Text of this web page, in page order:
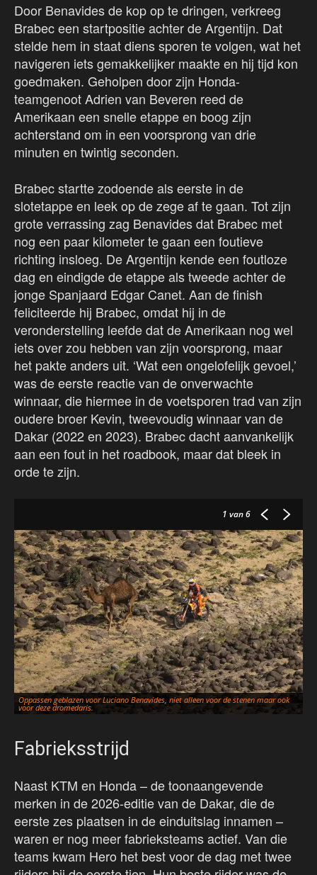
Door Benavides de kop op te dringen, verkreeg
Brabec een startpositie achter de Argentijn. Dat
stelde hem in staat diens sporen te volgen, wat het
navigeren iets gemakkelijker maakte en hij tijd kon
goedmaken. Geholpen door zijn Honda-
teamgenoot Adrien van Beveren reed de
Amerikaan een snelle etappe en boog zijn
achterstand om in een voorsprong van drie
minuten en twintig seconden.
Brabec startte zodoende als eerste in de
slotetappe en leek op de zege af te gaan. Tot zijn
grote verrassing zag Benavides dat Brabec met
nog een paar kilometer te gaan een foutieve
richting insloeg. De Argentijn kende een foutloze
dag en eindigde de etappe als tweede achter de
jonge Spanjaard Edgar Canet. Aan de finish
feliciteerde hij Brabec, omdat hij in de
veronderstelling leefde dat de Amerikaan nog wel
iets over zou hebben van zijn voorsprong, maar
het pakte anders uit. ‘Wat een ongelofelijk gevoel,’
was de eerste reactie van de onverwachte
winnaar, die hiermee in de voetsporen trad van zijn
oudere broer Kevin, tweevoudig winnaar van de
Dakar (2022 en 2023). Brabec dacht aanvankelijk
aan een fout in het roadbook, maar dat bleek in
orde te zijn.
1 van 6
Oppassen geblazen voor Luciano Benavides, niet alleen voor de stenen maar ook
voor deze dromedaris.
Fabrieksstrijd
Naast KTM en Honda – de toonaangevende
merken in de 2026-editie van de Dakar, die de
eerste zes plaatsen in de einduitslag innamen –
waren er nog meer fabrieksteams actief. Van die
teams kwam Hero het best voor de dag met twee